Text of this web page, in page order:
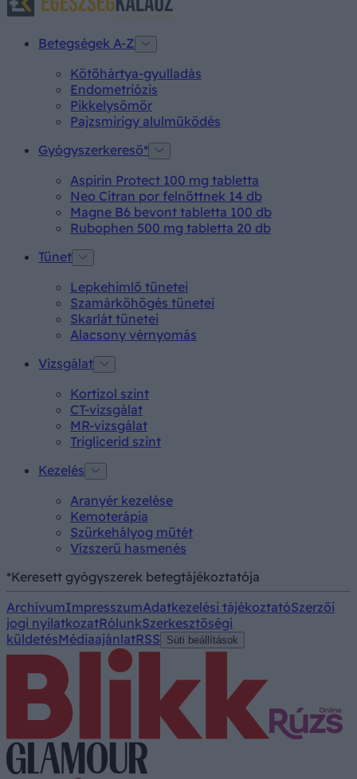
Betegségek A-Z
Kötőhártya-gyulladás
Endometriózis
Pikkelysömör
Pajzsmirigy alulműködés
Gyógyszerkereső*
Aspirin Protect 100 mg tabletta
Neo Citran por felnőttnek 14 db
Magne B6 bevont tabletta 100 db
Rubophen 500 mg tabletta 20 db
Tünet
Lepkehimlő tünetei
Szamárköhögés tünetei
Skarlát tünetei
Alacsony vérnyomás
Vizsgálat
Kortizol szint
CT-vizsgálat
MR-vizsgálat
Triglicerid szint
Kezelés
Aranyér kezelése
Kemoterápia
Szürkehályog műtét
Vízszerű hasmenés
*Keresett gyógyszerek betegtájékoztatója
ArchívumImpresszumAdatkezelési tájékoztatóSzerzői
jogi nyilatkozatRólunkSzerkesztőségi
küldetésMédiaajánlatRSS Süti beállítások